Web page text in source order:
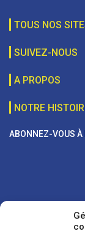
TOUS NOS
SUIVEZ-NOUS
A PROPOS
NOTRE
ABONNEZ-VOUS À